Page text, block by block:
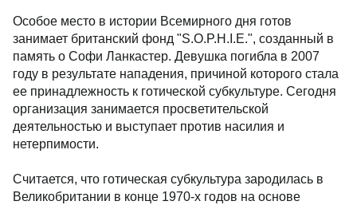
Особое место в истории Всемирного дня готов
занимает британский фонд "S.O.P.H.I.E.", созданный в
память о Софи Ланкастер. Девушка погибла в 2007
году в результате нападения, причиной которого стала
ее принадлежность к готической субкультуре. Сегодня
организация занимается просветительской
деятельностью и выступает против насилия и
нетерпимости.
Считается, что готическая субкультура зародилась в
Великобритании в конце 1970-х годов на основе